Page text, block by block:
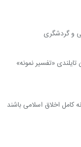
و گردشگری
«تفسیر نمونه»
کامل اخلاق اسلامی باشند